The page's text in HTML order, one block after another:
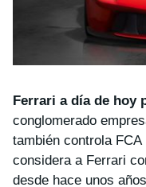
Ferrari a día de hoy
conglomerado
también controla
considera a Ferrari
desde hace unos